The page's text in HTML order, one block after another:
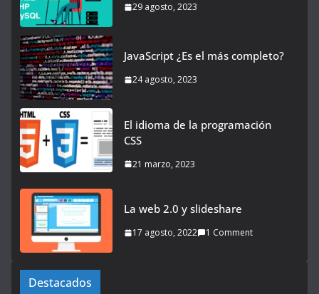
29 agosto, 2023
JavaScript ¿Es el más completo?
24 agosto, 2023
El idioma de la programación
CSS
21 marzo, 2023
La web 2.0 y slideshare
17 agosto, 2022 1 Comment
Destacados